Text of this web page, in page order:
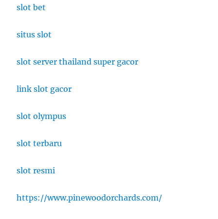
slot bet
situs slot
slot server thailand super gacor
link slot gacor
slot olympus
slot terbaru
slot resmi
https://www.pinewoodorchards.com/